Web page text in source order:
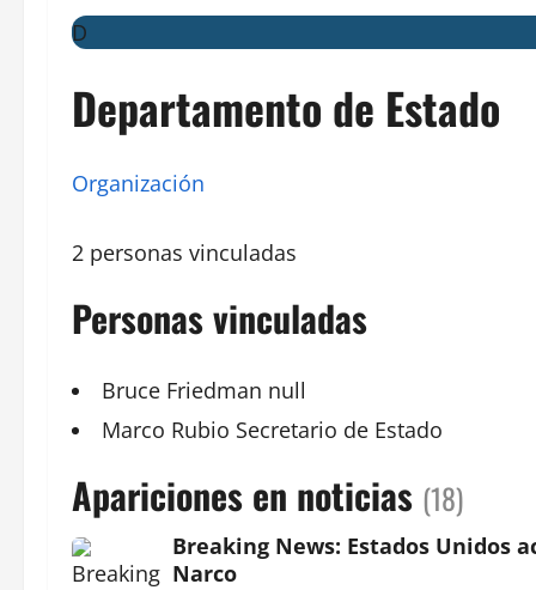
D
Departamento de Estado
Organización
2 personas vinculadas
Personas vinculadas
Bruce Friedman null
Marco Rubio Secretario de Estado
Apariciones en noticias (18)
Breaking News: Estados Unidos
Narco